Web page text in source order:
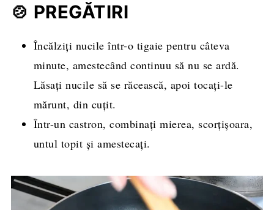
🍲 PREGĂTIRI
Încălziți nucile într-o tigaie pentru câteva
minute, amestecând continuu să nu se ardă.
Lăsați nucile să se răcească, apoi tocați-le
mărunt, din cuțit.
Într-un castron, combinați mierea, scorțișoara,
untul topit și amestecați.